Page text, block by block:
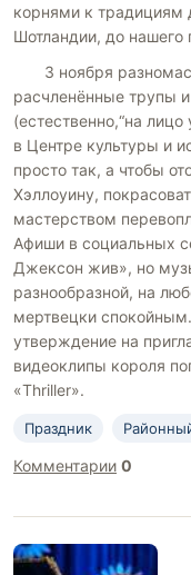
корнями к традициям
Шотландии, до нашего
3 ноября
расчленённые трупы
(естественно,“на
в Центре культуры и
просто так, а чтобы
Хэллоуину,
мастерством
Афиши в социальных
Джексон жив», но
разнообразной, на
мертвецки
утверждение на
видеоклипы короля
«Thriller».
Праздник
Комментарии 0